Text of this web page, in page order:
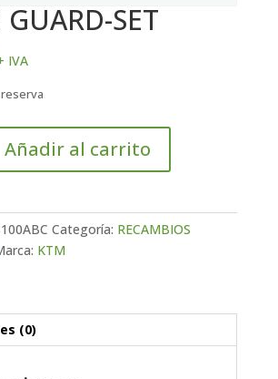
GUARD-SET
IVA
Añadir al carrito
Categoría: RECAMBIOS
KTM
(0)